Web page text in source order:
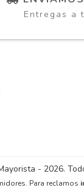
Entregas a
- 2026.
Para reclamos